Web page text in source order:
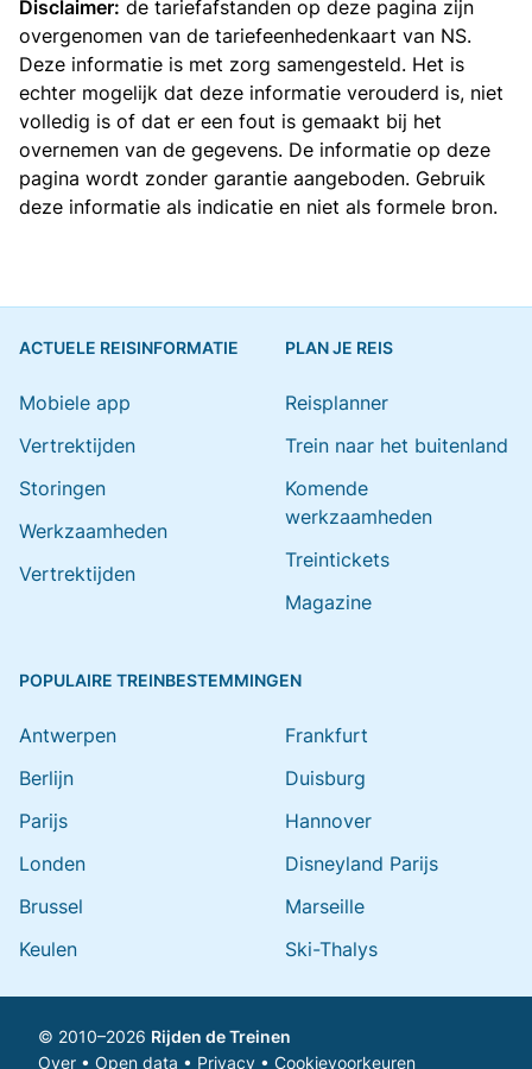
Disclaimer: de tariefafstanden op deze pagina zijn
overgenomen van de tariefeenhedenkaart van NS.
Deze informatie is met zorg samengesteld. Het is
echter mogelijk dat deze informatie verouderd is, niet
volledig is of dat er een fout is gemaakt bij het
overnemen van de gegevens. De informatie op deze
pagina wordt zonder garantie aangeboden. Gebruik
deze informatie als indicatie en niet als formele bron.
ACTUELE REISINFORMATIE
Mobiele app
Vertrektijden
Storingen
Werkzaamheden
Vertrektijden
PLAN JE REIS
Reisplanner
Trein naar het buitenland
Komende
werkzaamheden
Treintickets
Magazine
POPULAIRE TREINBESTEMMINGEN
Antwerpen
Berlijn
Parijs
Londen
Brussel
Keulen
Frankfurt
Duisburg
Hannover
Disneyland Parijs
Marseille
Ski-Thalys
© 2010–2026 Rijden de Treinen
Over • Open data • Privacy • Cookievoorkeuren